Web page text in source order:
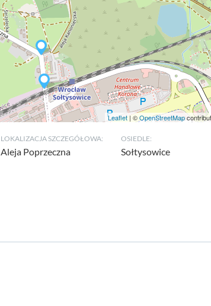
Leaflet| ©OpenStreetMap
LOKALIZACJA SZCZEGÓŁOWA:
Aleja Poprzeczna
OSIEDLE:
Sołtysowice